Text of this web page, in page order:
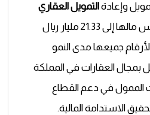
وإعادةالتمويل العقاري
بالسعودية فقد وصل رأس مالها إلى 21.33 مليار ريال
جميعها مدى النمو
بمجال العقارات في المملكة
الممول في دعم القطاع
الاستدامة المالية.